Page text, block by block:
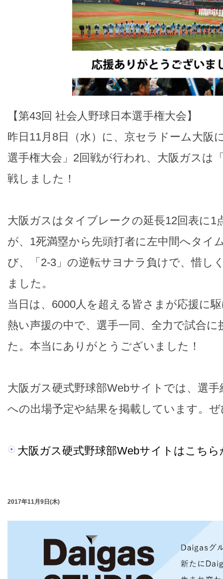
【第43回 社会人野球日本選手権大会】
昨日11月8日（水）に、京セラドーム大阪
選手権大会」2回戦が行われ、大阪ガスは
戦しました！
大阪ガスはタイブレークの延長12回表に1
が、1死満塁から先頭打者に左中間へタイ
び、「2-3」の逆転サヨナラ負けで、惜し
ました。
当日は、6000人を超える皆さまが応援に
熱い声援の中で、選手一同、全力で試合
た。本当にありがとうございました！
大阪ガス硬式野球部Webサイトでは、選
への出場予定や結果を掲載しています。
大阪ガス硬式野球部Webサイトはこち
2017年11月9日(木)